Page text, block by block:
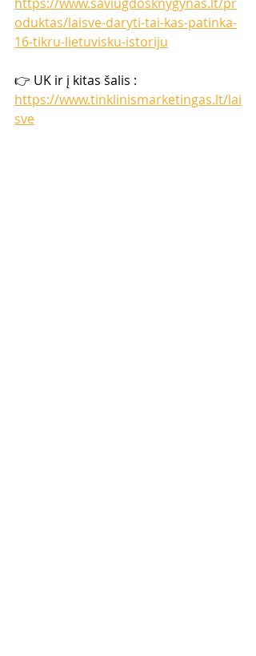
oduktas/laisve-daryti-tai-kas-patinka-
16-tikru-lietuvisku-istoriju
👉 UK ir į kitas šalis :
https://www.tinklinismarketingas.lt/lai
sve